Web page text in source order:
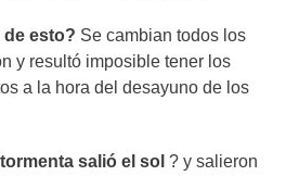
de esto? Se cambian todos los
y resultó imposible tener los
a la hora del desayuno de los
salió el sol ? y salieron